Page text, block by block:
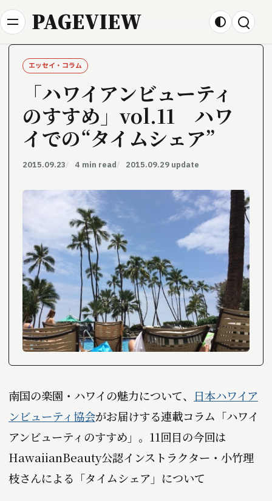
Skip to contentPAGEVIEW
エッセイ・コラム
「ハワイアンビューティ
のすすめ」vol.11 ハワ
イでの“タイムシェア”
2015.09.23 4 min read 2015.09.29 update
南国の楽園・ハワイの魅力について、
日本ハワイア
ンビューティ協会がお届けする連載コラム「ハワイ
アンビューティのすすめ」。11回目の今回は
HawaiianBeauty公認インストラクター・小竹理
枝さんによる「タイムシェア」について――